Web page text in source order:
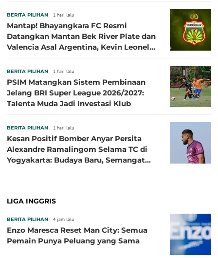
BERITA PILIHAN 1 hari lalu
Mantap! Bhayangkara FC Resmi
Datangkan Mantan Bek River Plate dan
Valencia Asal Argentina, Kevin Leonel
BERITA PILIHAN 1 hari lalu
PSIM Matangkan Sistem Pembinaan
Jelang BRI Super League 2026/2027:
Talenta Muda Jadi Investasi Klub
BERITA PILIHAN 1 hari lalu
Kesan Positif Bomber Anyar Persita
Alexandre Ramalingom Selama TC di
Yogyakarta: Budaya Baru, Semangat
LIGA INGGRIS
BERITA PILIHAN 4 jam lalu
Enzo Maresca Reset Man City: Semua
Pemain Punya Peluang yang Sama